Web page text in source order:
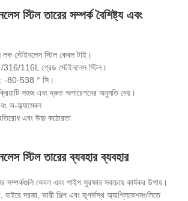
স্টিল তারের সম্পর্ক বৈশিষ্ট্য এবং
স্টেইনলেস স্টিল কেবল টাই।
116L গ্রেড স্টেইনলেস স্টিল।
-80-538 ° সি।
সহজ এবং দ্রুত অপারেশনের অনুমতি দেয়।
অ-ফ্ল্যামেবল
এবং উচ্চ কঠোরতা
স্টিল তারের ব্যবহার ব্যবহার
সম্পর্কগুলি কেবল এবং পাইপ সুরক্ষার সবচেয়ে কার্যকর উপায়।
দরজা, ভারী শিল্প এবং ভূগর্ভস্থ অ্যাপ্লিকেশনগুলিতে